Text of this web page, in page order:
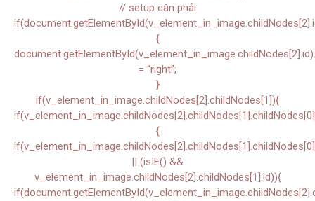
// setup căn phải
{
= “right”;
}
if(v_element_in_image.childNodes[2].childNodes[1]){
{
|| (isIE() &&
v_element_in_image.childNodes[2].childNodes[1].id)){